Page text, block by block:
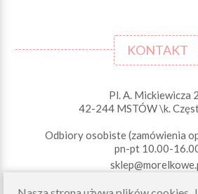
KONTAKT
Pl. A. Mickiewicza
42-244 MSTÓW \k.
Odbiory osobiste (zamówienia
pn-pt 10.00-